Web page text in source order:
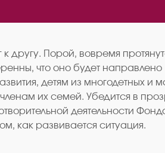
к другу. Порой, вовремя
что оно будет
детям из многодетных и
их семей. Убедится в
деятельности
как развивается ситуация.